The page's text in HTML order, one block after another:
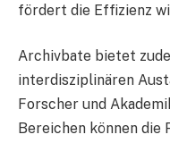
fördert die Effizienz
Archivbate bietet
interdisziplinären
Forscher und
Bereichen können